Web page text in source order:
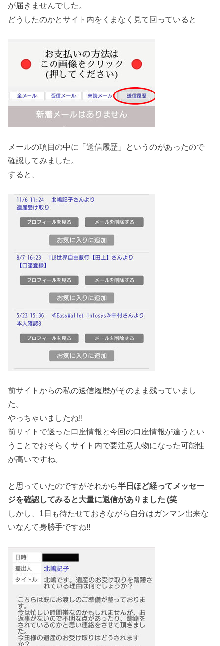
が届きませんでした。
どうしたのかとサイト内をくまなく見て回っていると
メールの項目の中に「送信履歴」というのがあったので
確認してみました。
すると、
前サイトからの私の送信履歴がそのまま残っていまし
た。
やっちゃいましたね!!
前サイトで送った口座情報と今回の口座情報が違うとい
うことでおそらくサイト内で要注意人物になった可能性
が高いですね。
と思っていたのですがそれから半日ほど経ってメッセー
ジを確認してみると大量に返信がありました (笑
しかし、1日も待たせておきながら自分はガンマン出来な
いなんて身勝手ですね!!